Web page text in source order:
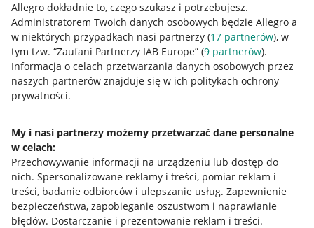
Allegro dokładnie to, czego szukasz i potrzebujesz.
Administratorem Twoich danych osobowych będzie Allegro a
w niektórych przypadkach nasi partnerzy (17 partnerów), w
tym tzw. “Zaufani Partnerzy IAB Europe” (9 partnerów).
Informacja o celach przetwarzania danych osobowych przez
naszych partnerów znajduje się w ich politykach ochrony
prywatności.
My i nasi partnerzy możemy przetwarzać dane personalne
w celach:
Przechowywanie informacji na urządzeniu lub dostęp do
nich. Spersonalizowane reklamy i treści, pomiar reklam i
treści, badanie odbiorców i ulepszanie usług. Zapewnienie
bezpieczeństwa, zapobieganie oszustwom i naprawianie
błędów. Dostarczanie i prezentowanie reklam i treści.
Nawigacja
Przydatne informacje
Jak to działa
Allegro Gadane dla sprzedających
Allegro Gadane dla kupujących
Mapa miejscowości